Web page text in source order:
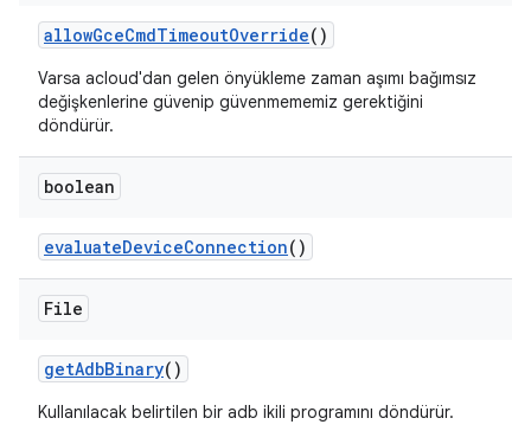
allowGceCmdTimeoutOverride()
Varsa acloud'dan gelen önyükleme zaman aşımı bağımsız
değişkenlerine güvenip güvenmememiz gerektiğini
döndürür.
boolean
evaluateDeviceConnection()
File
getAdbBinary()
Kullanılacak belirtilen bir adb ikili programını döndürür.